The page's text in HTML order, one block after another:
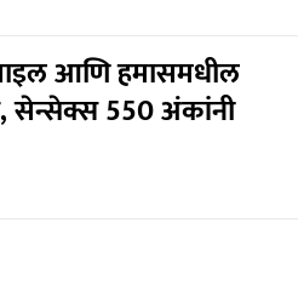
आणि हमासमधील
सेन्सेक्स 550 अंकांनी